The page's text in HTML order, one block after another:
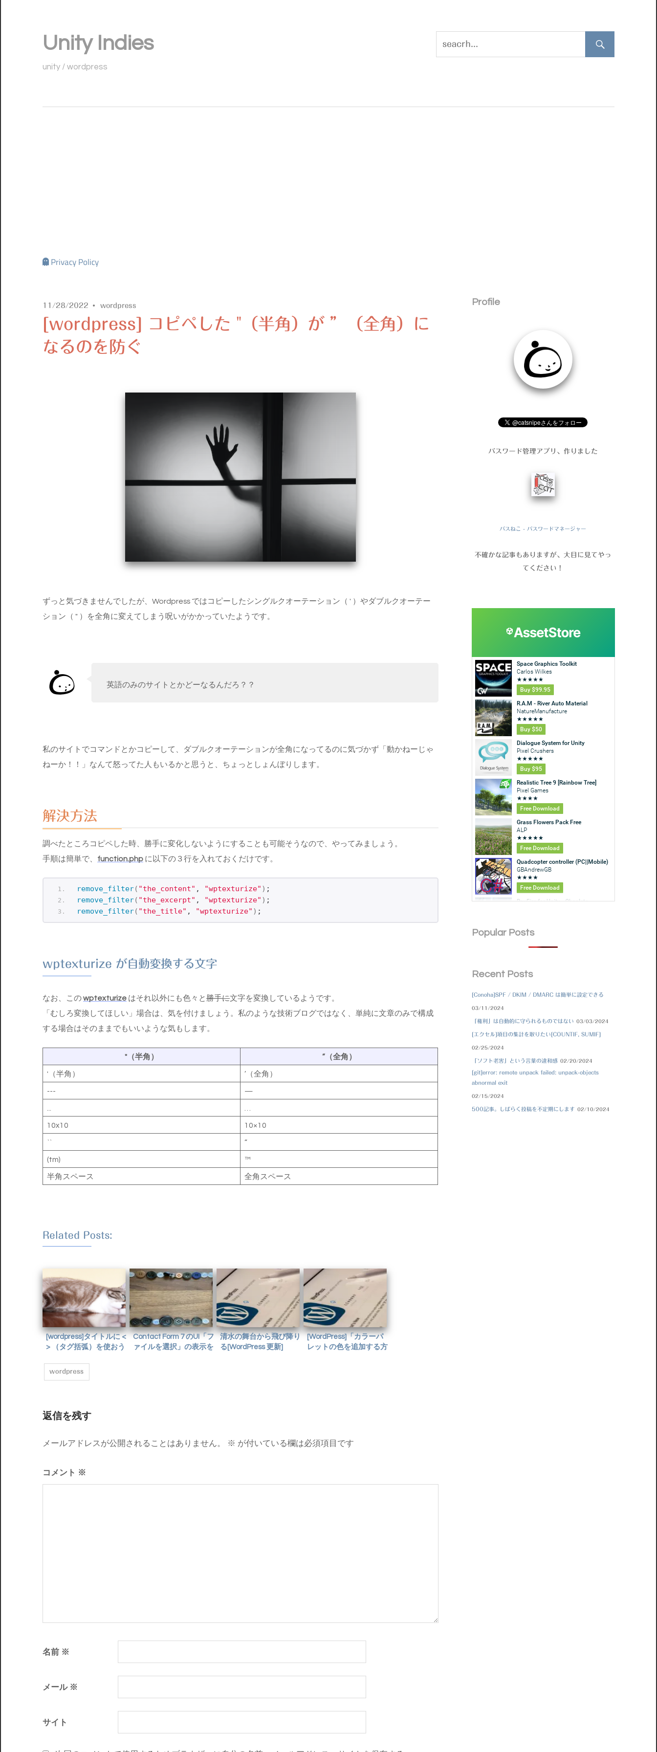
ス
Unity Indies
unity / wordpress
Privacy Policy
11/28/2022 wordpress
[wordpress] コピペした "（半角）が ”（全角）に
なるのを防ぐ
ずっと気づきませんでしたが、Wordpress ではコピーしたシングルクオーテーション（ ' ）やダブルクオーテー
ション（ " ）を全角に変えてしまう呪いがかかっていたようです。
英語のみのサイトとかどーなるんだろ？？
私のサイトでコマンドとかコピーして、ダブルクオーテーションが全角になってるのに気づかず「動かねーじゃ
ねーか！！」なんて怒ってた人もいるかと思うと、ちょっとしょんぼりします。
解決方法
調べたところコピペした時、勝手に変化しないようにすることも可能そうなので、やってみましょう。
手順は簡単で、 function.php に以下の３行を入れておくだけです。
remove_filter( "the_content" , "wptexturize" ) ;
remove_filter( "the_excerpt" , "wptexturize" ) ;
remove_filter( "the_title" , "wptexturize" ) ;
wptexturize が自動変換する文字
なお、このwptexturize はそれ以外にも色々と勝手に文字を変換しているようです。
「むしろ変換してほしい」場合は、気を付けましょう。私のような技術ブログではなく、単純に文章のみで構成
する場合はそのままでもいいような気もします。
"（半角） ”（全角）
'（半角） ’（全角）
--- —
10x10 10×10
`` “
(tm) ™
半角スペース 全角スペース
Related Posts:
[wordpress]タイトルに <
> （タグ括弧）を使おう
した話
Contact Form 7 のUI「フ
ァイルを選択」の表示を
清水の舞台から飛び降り
る[WordPress 更新]
[WordPress]「カラーパ
レットの色を追加する方
wordpress
返信を残す
メールアドレスが公開されることはありません。 ※ が付いている欄は必須項目です
コメント ※
名前 ※
メール ※
サイト
Profile
パスワード管理アプリ、作りました
パスねこ - パスワードマネージャー
不確かな記事もありますが、大目に見てやっ
てください！
Popular Posts
Recent Posts
[Conoha]SPF / DKIM / DMARC は簡単に設定できる
03/11/2024
「権利」は自動的に守られるものではない 03/03/2024
[エクセル]項目の集計を取りたい[COUNTIF, SUMIF]
02/25/2024
「ソフト老害」という言葉の違和感 02/20/2024
[git]error: remote unpack failed: unpack-objects
abnormal exit
02/15/2024
500記事。しばらく投稿を不定期にします 02/10/2024